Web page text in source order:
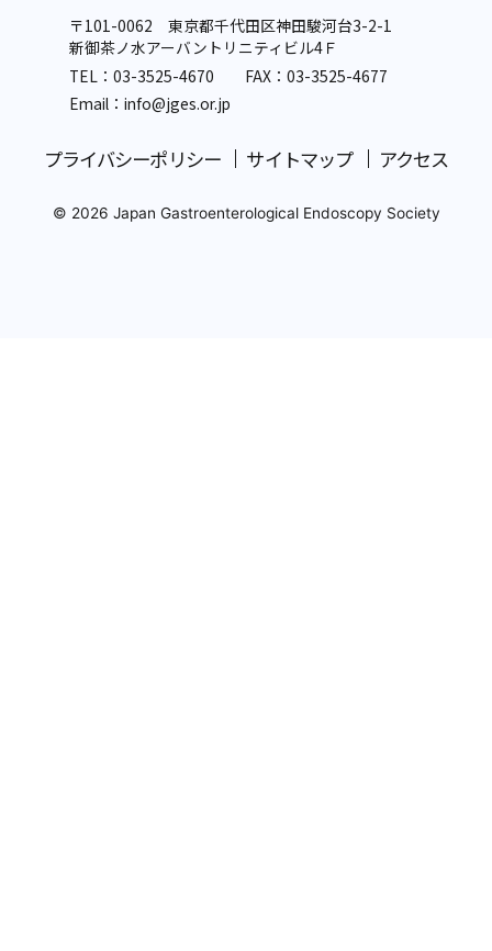
〒101-0062 東京都千代田区神田駿河台3-2-1
新御茶ノ水アーバントリニティビル4Ｆ
TEL：03-3525-4670 FAX：03-3525-4677
Email：info@jges.or.jp
プライバシーポリシー サイトマップ アクセス
© 2026 Japan Gastroenterological Endoscopy Society